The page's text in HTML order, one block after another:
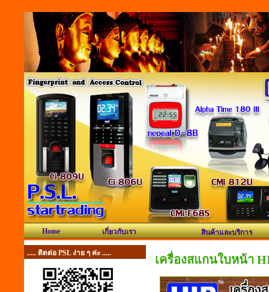
Home เกี่ยวกับเรา สินค้าและบริการ
..... ติดต่อ PSL ง่าย ๆ ค่ะ ..... เครื่องสแกนใบหน้า